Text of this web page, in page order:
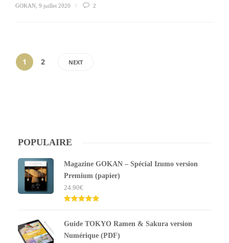
GOKAN 9 juillet 2020 2
1 2 NEXT
POPULAIRE
Magazine GOKAN – Spécial Izumo version
Premium (papier)
24.90€
sur 5
Guide TOKYO Ramen & Sakura version
Numérique (PDF)